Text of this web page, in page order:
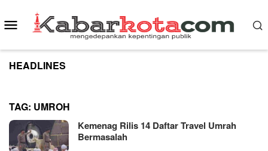
to
content
Mobile
Menu
HEADLINES
TAG: UMROH
Kemenag Rilis 14 Daftar Travel Umrah
Bermasalah